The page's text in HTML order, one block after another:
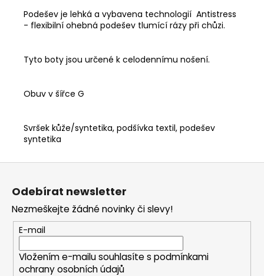
Podešev je lehká a vybavena technologií Antistress
- flexibilní ohebná podešev tlumící rázy při chůzi.
Tyto boty jsou určené k celodennímu nošení.
Obuv v šířce G
Svršek kůže/syntetika, podšívka textil, podešev
syntetika
Z
Odebírat newsletter
Nezmeškejte žádné novinky či slevy!
E-mail
Vložením e-mailu souhlasíte s podmínkami
ochrany osobních údajů